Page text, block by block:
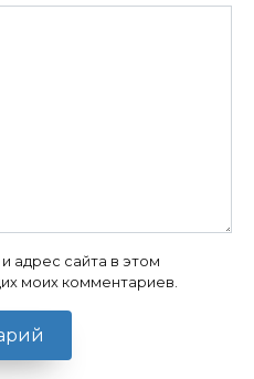
адрес сайта в этом
моих комментариев.